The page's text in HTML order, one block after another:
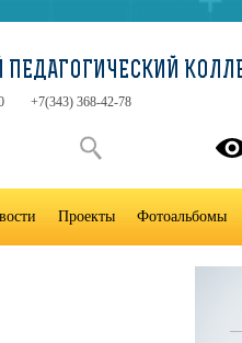
ПЕДАГОГИЧЕСКИЙ
+7(343) 368-42-78
Проекты Фотоальбомы